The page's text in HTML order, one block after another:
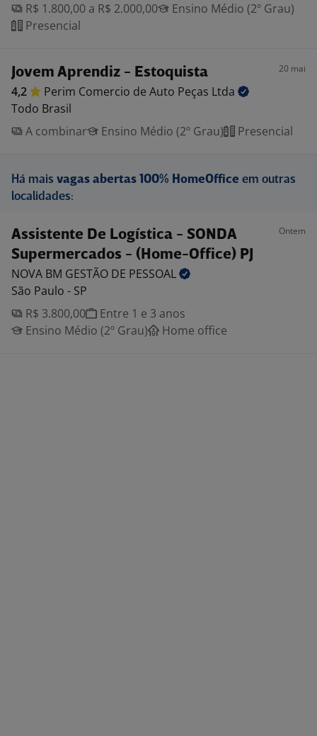
R$ 1.800,00 a R$ 2.000,00
Ensino Médio (2º Grau)
Presencial
Jovem Aprendiz - Estoquista 20 mai
4,2 Perim Comercio de Auto Peças Ltda
Todo Brasil
A combinar
Ensino Médio (2º Grau) Presencial
Há mais vagas abertas 100% HomeOffice em outras
localidades:
Assistente De Logística - SONDA
Supermercados - (Home-Office) PJ
Ontem
NOVA BM GESTÃO DE PESSOAL
São Paulo - SP
R$ 3.800,00
Entre 1 e 3 anos
Ensino Médio (2º Grau)
Home office